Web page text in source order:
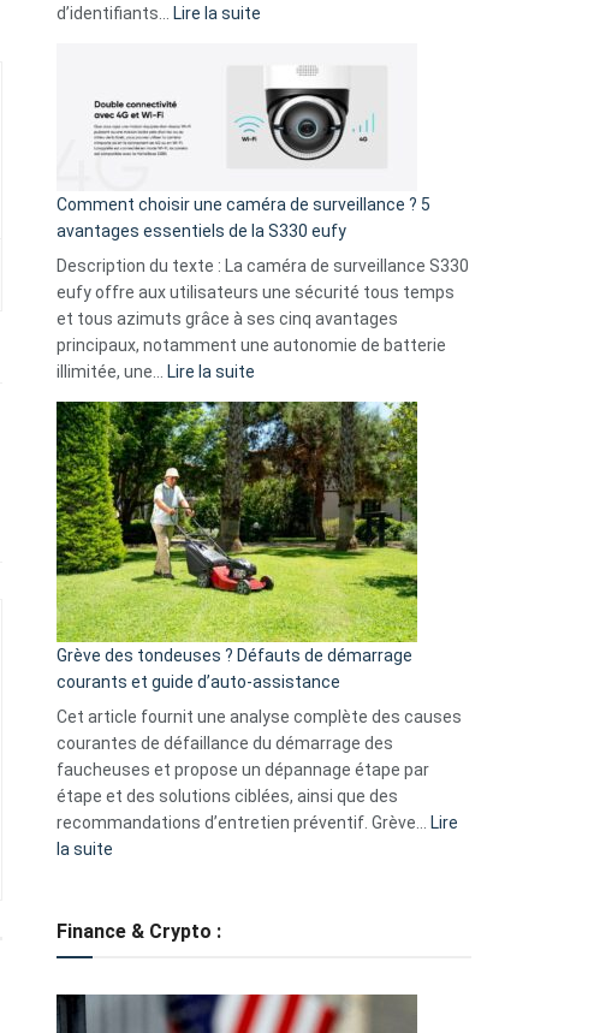
amis
d’identifiants…
Lire la suite
record
La
fuite
16
milliards
données
menace
Facebook,
Telegram
GitHub
Comment choisir une caméra de surveillance ? 5
avantages essentiels de la S330 eufy
Description du texte : La caméra de surveillance S330
eufy offre aux utilisateurs une sécurité tous temps
et tous azimuts grâce à ses cinq avantages
principaux, notamment une autonomie de batterie
illimitée, une…
Lire la suite
choisir
une
caméra
de
surveillance
?
5
avantages
essentiels
de
la
S330
eufy
Grève des tondeuses ? Défauts de démarrage
courants et guide d’auto-assistance
Cet article fournit une analyse complète des causes
courantes de défaillance du démarrage des
faucheuses et propose un dépannage étape par
étape et des solutions ciblées, ainsi que des
recommandations d’entretien préventif. Grève…
Lire
la suite
tondeuses
Finance & Crypto :